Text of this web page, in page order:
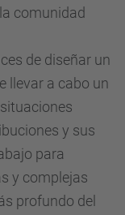
comunidad
de diseñar un
llevar a cabo un
y sus
para
y complejas
profundo del